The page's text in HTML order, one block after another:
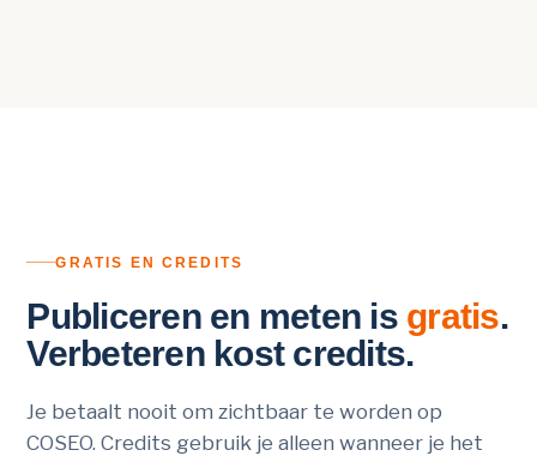
GRATIS EN CREDITS
Publiceren en meten is gratis.
Verbeteren kost credits.
Je betaalt nooit om zichtbaar te worden op
COSEO. Credits gebruik je alleen wanneer je het